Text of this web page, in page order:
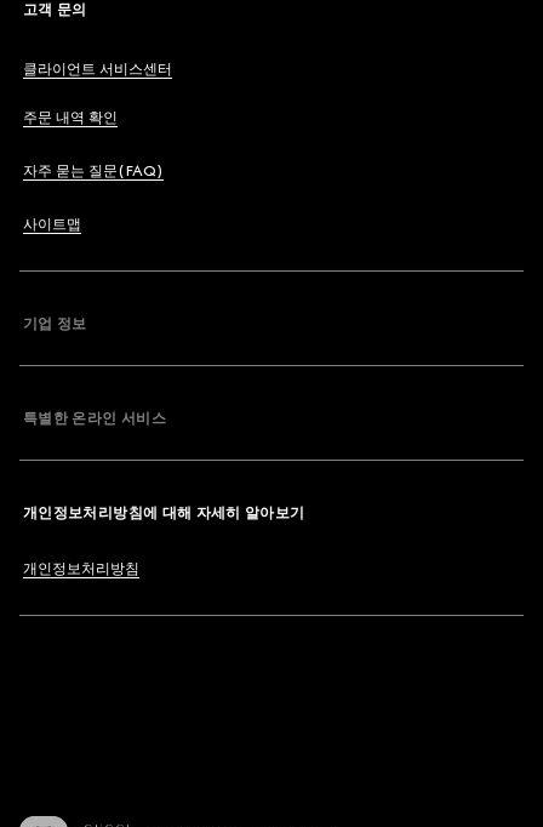
고객 문의
클라이언트 서비스센터
주문 내역 확인
자주 묻는 질문(FAQ)
사이트맵
기업 정보
특별한 온라인 서비스
개인정보처리방침에 대해 자세히 알아보기
개인정보처리방침